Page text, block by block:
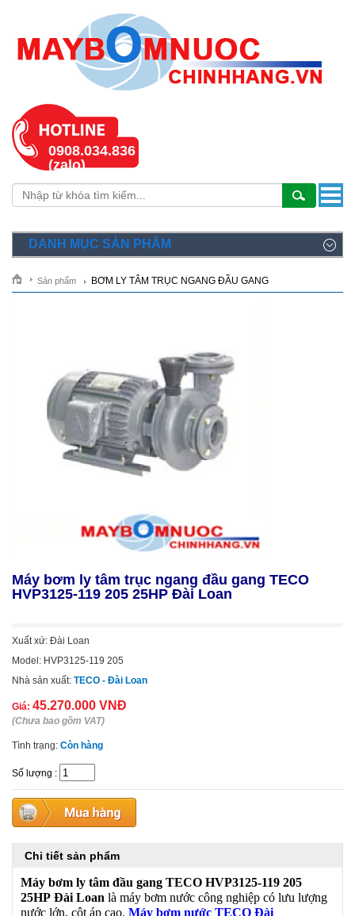
0908.034.836
(zalo)
DANH MỤC SẢN PHẨM
Sản phẩm BƠM LY TÂM TRỤC NGANG ĐẦU GANG
Máy bơm ly tâm trục ngang đầu gang TECO
HVP3125-119 205 25HP Đài Loan
Xuất xứ: Đài Loan
Model: HVP3125-119 205
Nhà sản xuất: TECO - Đài Loan
Giá: 45.270.000 VNĐ
(Chưa bao gồm VAT)
Tình trạng: Còn hàng
Số lượng :
Chi tiết sản phẩm
Máy bơm ly tâm đầu gang TECO HVP3125-119 205
25HP Đài Loan là máy bơm nước công nghiệp có lưu lượng
nước lớn, cột áp cao. Máy bơm nước TECO Đài